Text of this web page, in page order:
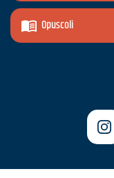
Opuscoli